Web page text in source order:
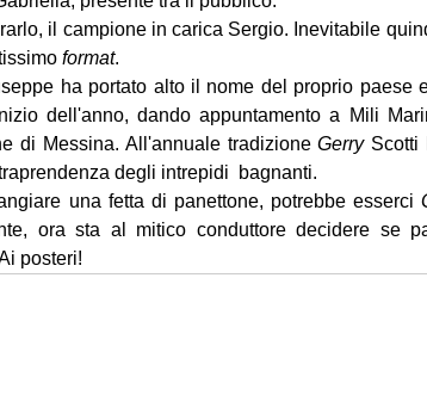
il campione in carica Sergio. Inevitabile
format.
ha portato alto il nome del proprio paese
dell'anno, dando appuntamento a Mili
di Messina. All'annuale tradizione Gerry Scotti
degli intrepidi  bagnanti.
una fetta di panettone, potrebbe esserci
ora sta al mitico conduttore decidere se
posteri!